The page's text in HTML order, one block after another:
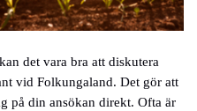
det vara bra att diskutera
vid Folkungaland. Det gör att
på din ansökan direkt. Ofta är